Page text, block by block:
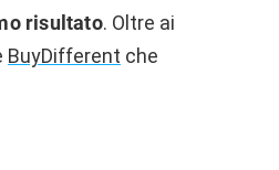
risultato. Oltre ai
BuyDifferent che